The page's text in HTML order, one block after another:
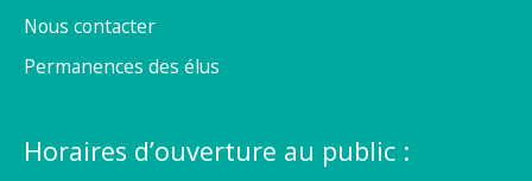
Nous contacter
Permanences des élus
Horaires d’ouverture au public :